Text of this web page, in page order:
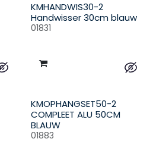
KMHANDWIS30-2
Handwisser 30cm blauw
01831
KMOPHANGSET50-2
COMPLEET ALU 50CM
BLAUW
01883